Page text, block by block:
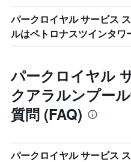
パークロイヤル サービス
ルはペトロナスツインタワ
パークロイヤル
クアラルンプー
質問 (FAQ)
パークロイヤル サービス